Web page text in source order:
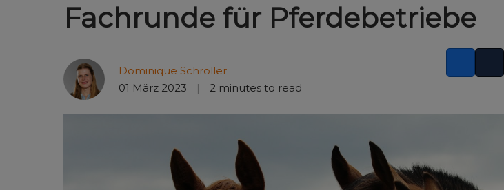
Veranstaltungsort &
Smart Badge
Fachrunde für Pferdebetriebe
Dominique Schroller
01 März 2023
2 minutes to read